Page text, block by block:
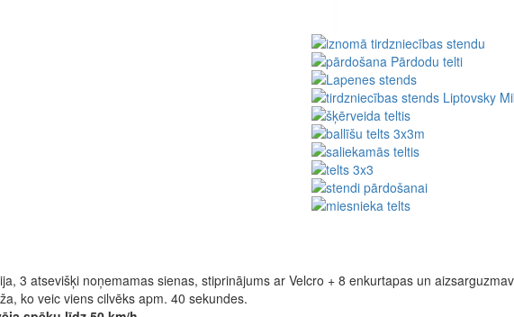
3 atsevišķi noņemamas sienas, stiprinājums ar Velcro + 8 enkurtapas un
ko veic viens cilvēks apm. 40 sekundes.